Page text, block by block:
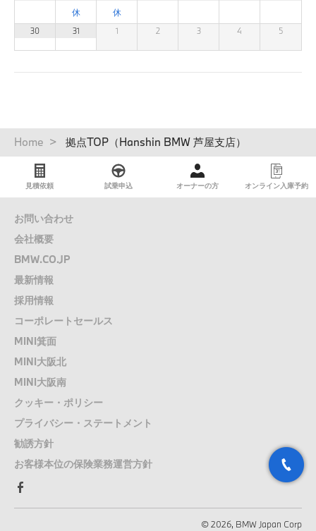
30 31 1 2 3 4 5
パ
ン
Home 拠点TOP（Hanshin BMW 芦屋支店）
見積依頼 試乗申込 オーナーの方 オンライン入庫予約
お問い合わせ
会社概要
BMW.CO.JP
最新情報
採用情報
コーポレートセールス
MINI箕面
MINI大阪北
MINI大阪南
クッキー・ポリシー
プライバシー・ステートメント
勧誘方針
お客様本位の保険業務運営方針
© 2026, BMW Japan Corp